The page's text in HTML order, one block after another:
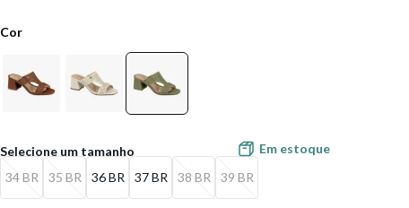
Cor
34 BR 35 BR 36 BR 37 BR 38 BR 39 BR
Em estoque